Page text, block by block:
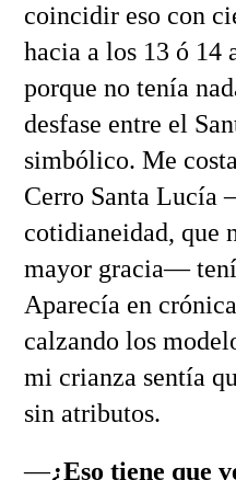
coincidir eso con
hacia a los 13 ó 14
porque no tenía
desfase entre el
simbólico. Me
Cerro Santa Lucía
cotidianeidad, que
mayor gracia—
Aparecía en
calzando los
mi crianza sentía
sin atributos.
—¿Eso tiene que